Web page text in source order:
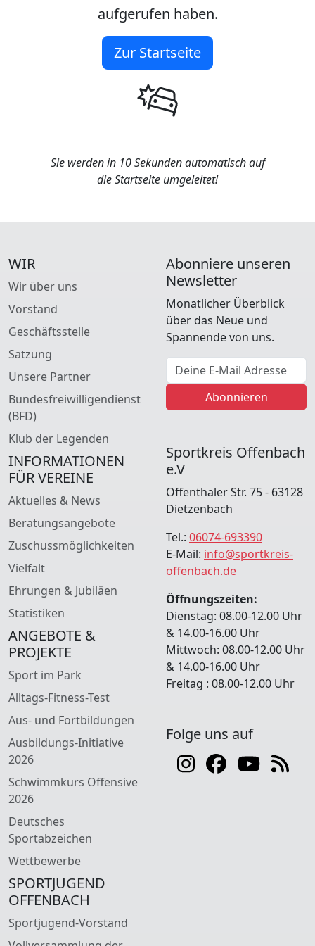
aufgerufen haben.
Zur Startseite
Sie werden in 10 Sekunden automatisch auf
die Startseite umgeleitet!
WIR
Wir über uns
Vorstand
Geschäftsstelle
Satzung
Unsere Partner
Bundesfreiwilligendienst
(BFD)
Klub der Legenden
INFORMATIONEN
FÜR VEREINE
Aktuelles & News
Beratungsangebote
Zuschussmöglichkeiten
Vielfalt
Ehrungen & Jubiläen
Statistiken
ANGEBOTE &
PROJEKTE
Sport im Park
Alltags-Fitness-Test
Aus- und Fortbildungen
Ausbildungs-Initiative
2026
Schwimmkurs Offensive
2026
Deutsches
Sportabzeichen
Wettbewerbe
SPORTJUGEND
OFFENBACH
Sportjugend-Vorstand
Abonniere unseren
Newsletter
Monatlicher Überblick
über das Neue und
Spannende von uns.
E-Mail Adresse
Abonnieren
Sportkreis Offenbach
e.V
Offenthaler Str. 75 - 63128
Dietzenbach
Tel.: 06074-693390
E-Mail: info@sportkreis-
offenbach.de
Öffnungszeiten:
Dienstag: 08.00-12.00 Uhr
& 14.00-16.00 Uhr
Mittwoch: 08.00-12.00 Uhr
& 14.00-16.00 Uhr
Freitag : 08.00-12.00 Uhr
Folge uns auf